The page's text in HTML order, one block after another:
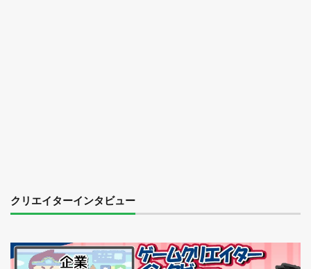
クリエイターインタビュー